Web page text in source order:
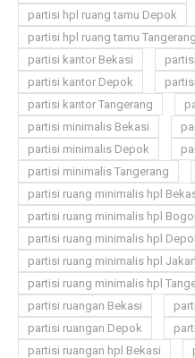
partisi hpl ruang tamu Depok
partisi hpl ruang tamu Tangerang
partisi kantor Bekasi
partisi kantor Depok
partisi kantor Tangerang
partisi minimalis Bekasi
partisi minimalis Depok
partisi minimalis Tangerang
partisi ruang minimalis hpl
partisi ruang minimalis hpl
partisi ruang minimalis hpl
partisi ruang minimalis hpl
partisi ruang minimalis hpl
partisi ruangan Bekasi
partisi ruangan Depok
partisi ruangan hpl Bekasi